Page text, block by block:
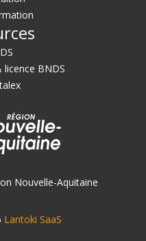
BNDS
Nouvelle-Aquitaine
Lantoki SaaS